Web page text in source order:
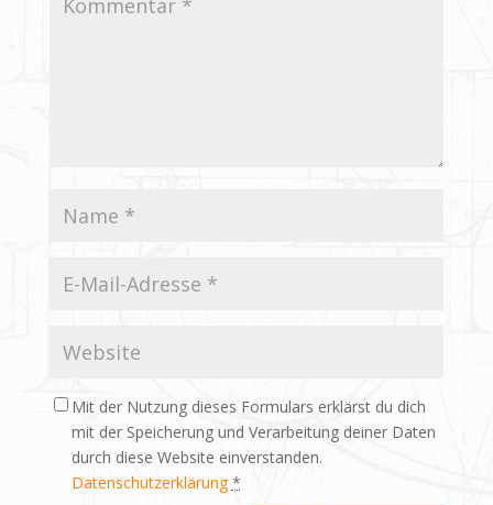
Mit der Nutzung dieses Formulars erklärst du dich
mit der Speicherung und Verarbeitung deiner Daten
durch diese Website einverstanden.
Datenschutzerklärung *